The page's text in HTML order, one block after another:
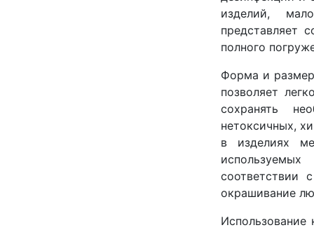
изделий,
представляет
полного
Форма и
позволяет
сохранять
нетоксичных,
в изделиях
соответствии
окрашивание
Использование